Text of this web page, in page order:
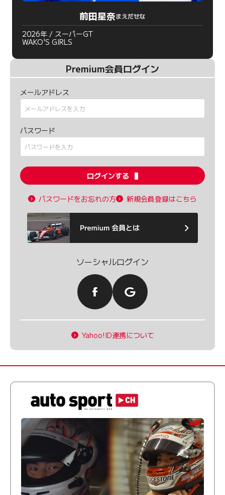
前田星奈まえだせな
2026年 / スーパーGT
WAKO'S GIRLS
Premium会員ログイン
メールアドレス
パスワード
ログインする
パスワードをお忘れの方 新規会員登録はこちら
ソーシャルログイン
Yahoo!ID連携について